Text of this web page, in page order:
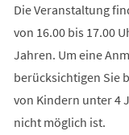
Die Veranstaltung
von 16.00 bis 17.00
Jahren. Um eine
berücksichtigen Sie
von Kindern unter 4
nicht möglich ist.